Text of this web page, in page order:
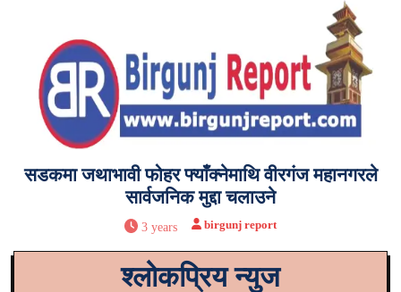
सडकमा जथाभावी फोहर फ्याँक्नेमाथि वीरगंज महानगरले
सार्वजनिक मुद्दा चलाउने
3 years birgunj report
श्लोकप्रिय न्युज